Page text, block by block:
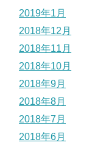
2019年1月
2018年12月
2018年11月
2018年10月
2018年9月
2018年8月
2018年7月
2018年6月